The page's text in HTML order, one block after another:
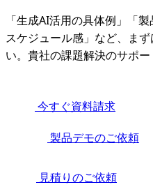
「生成AI活用の具体例」「
スケジュール感」など、ま
い。貴社の課題解決のサポー
今すぐ資料請求
製品デモのご依頼
見積りのご依頼